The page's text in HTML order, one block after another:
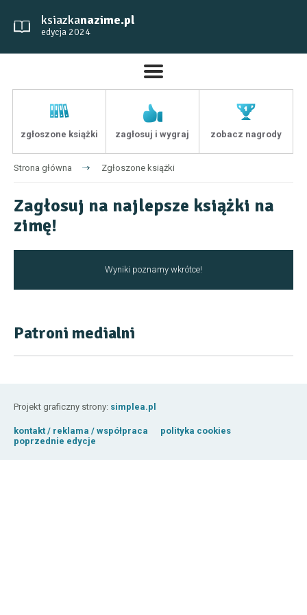
ksiazkanazime.pl
edycja 2024
zgłoszone książki zagłosuj i wygraj zobacz nagrody
Strona główna Zgłoszone książki
Zagłosuj na najlepsze książki na
zimę!
Wyniki poznamy wkrótce!
Patroni medialni
Projekt graficzny strony: simplea.pl
kontakt / reklama / współpraca
polityka cookies
poprzednie edycje